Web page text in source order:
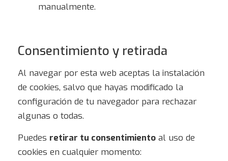
manualmente.
Consentimiento y retirada
Al navegar por esta web aceptas la instalación
de cookies, salvo que hayas modificado la
configuración de tu navegador para rechazar
algunas o todas.
Puedes retirar tu consentimiento al uso de
cookies en cualquier momento: